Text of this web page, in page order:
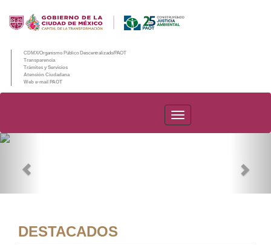
CDMX/Organismo Público Descentralizado/PAOT
Transparencia
Trámites y Servicios
Atención Ciudadana
Web e-mail PAOT
PAOT
DESTACADOS